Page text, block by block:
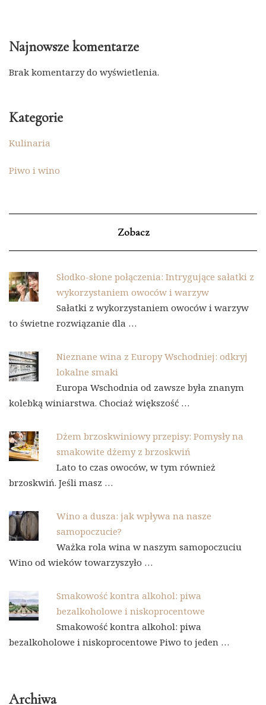
Najnowsze komentarze
Brak komentarzy do wyświetlenia.
Kategorie
Kulinaria
Piwo i wino
Zobacz
Słodko-słone połączenia: Intrygujące sałatki z
wykorzystaniem owoców i warzyw
Sałatki z wykorzystaniem owoców i warzyw
to świetne rozwiązanie dla …
Nieznane wina z Europy Wschodniej: odkryj
lokalne smaki
Europa Wschodnia od zawsze była znanym
kolebką winiarstwa. Chociaż większość …
Dżem brzoskwiniowy przepisy: Pomysły na
smakowite dżemy z brzoskwiń
Lato to czas owoców, w tym również
brzoskwiń. Jeśli masz …
Wino a dusza: jak wpływa na nasze
samopoczucie?
Ważka rola wina w naszym samopoczuciu
Wino od wieków towarzyszyło …
Smakowość kontra alkohol: piwa
bezalkoholowe i niskoprocentowe
Smakowość kontra alkohol: piwa
bezalkoholowe i niskoprocentowe Piwo to jeden …
Archiwa